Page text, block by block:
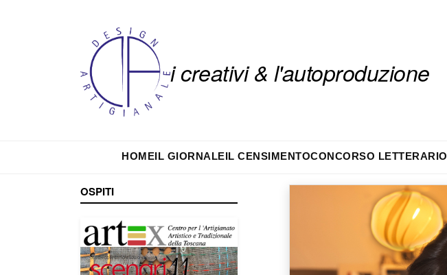
i creativi & l'autoproduzione
HOMEIL GIORNALEIL CENSIMENTOCONCORSO LETTERARIO
OSPITI